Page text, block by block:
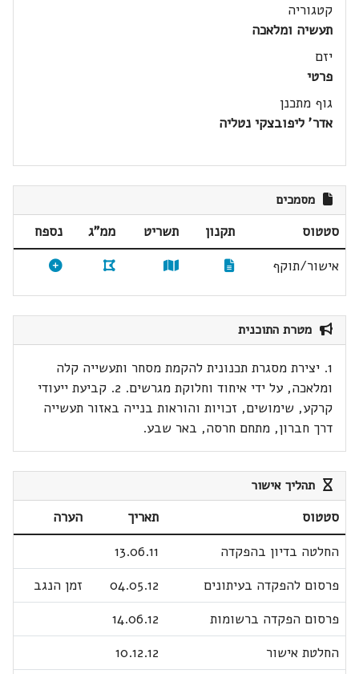
קטגוריה
תעשיה ומלאכה
יזם
פרטי
גוף מתכנן
אדר' ליפובצקי נטליה
מסמכים
סטטוס תקנון תשריט ממ"ג
נספח
אישור/תוקף
מטרת התוכנית
1. יצירת מסגרת תכנונית להקמת מסחר ותעשייה קלה
ומלאכה, על ידי איחוד וחלוקת מגרשים. 2. קביעת ייעודי
קרקע, שימושים, זכויות והוראות בנייה באזור תעשייה
דרך חברון, מתחם חרסה, באר שבע.
תהליך אישור
סטטוס תאריך
הערה
החלטה בדיון בהפקדה
13.06.11
פרסום להפקדה בעיתונים
04.05.12
זמן הנגב
פרסום הפקדה ברשומות
14.06.12
החלטת אישור
10.12.12